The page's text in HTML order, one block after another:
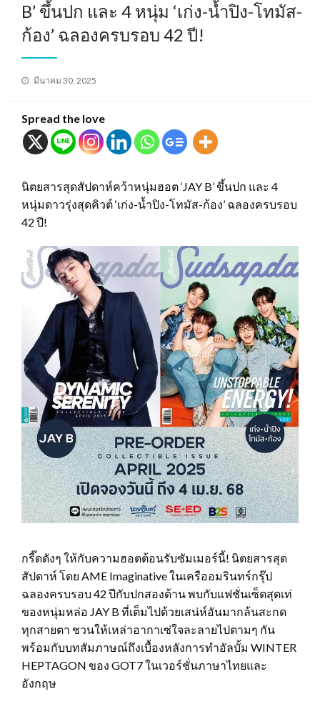
B’ ขึ้นปก และ 4 หนุ่ม ‘เก่ง-น้ำปิง-โทมัส-
ก้อง’ ฉลองครบรอบ 42 ปี!
Posted
มีนาคม 30, 2025
Spread the love
นิตยสารสุดสัปดาห์คว้าหนุ่มฮอต ‘JAY B’ ขึ้นปก และ 4
หนุ่มดาวรุ่งสุดคิวต์ ‘เก่ง-น้ำปิง-โทมัส-ก้อง’ ฉลองครบรอบ
42 ปี!
กรี๊ดดังๆ ให้กับความฮอตต้อนรับซัมเมอร์นี้! นิตยสารสุด
สัปดาห์ โดย AME Imaginative ในเครืออมรินทร์กรุ๊ป
ฉลองครบรอบ 42 ปีกับปกสองด้าน พบกับแฟชั่นเซ็ตสุดเท่
ของหนุ่มหล่อ JAY B ที่เต็มไปด้วยเสน่ห์อันมากล้นสะกด
ทุกสายตา ชวนให้เหล่าอากาเซ่ใจละลายไปตามๆ กัน
พร้อมกับบทสัมภาษณ์ถึงเบื้องหลังการทำอัลบั้ม WINTER
HEPTAGON ของ GOT7 ในเวอร์ชั่นภาษาไทยและ
อังกฤษ